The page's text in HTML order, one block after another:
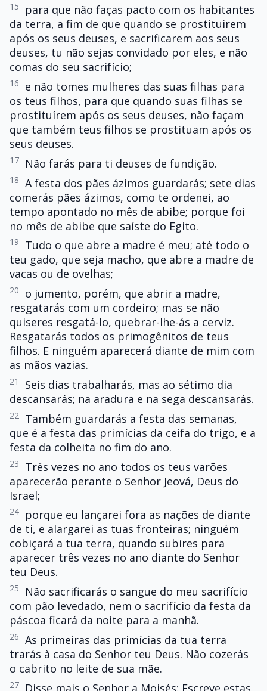
15
para que não faças pacto com os habitantes
da terra, a fim de que quando se prostituirem
após os seus deuses, e sacrificarem aos seus
deuses, tu não sejas convidado por eles, e não
comas do seu sacrifício;
16
e não tomes mulheres das suas filhas para
os teus filhos, para que quando suas filhas se
prostituírem após os seus deuses, não façam
que também teus filhos se prostituam após os
seus deuses.
17 Não farás para ti deuses de fundição.
18 A festa dos pães ázimos guardarás; sete dias
comerás pães ázimos, como te ordenei, ao
tempo apontado no mês de abibe; porque foi
no mês de abibe que saíste do Egito.
19
Tudo o que abre a madre é meu; até todo o
teu gado, que seja macho, que abre a madre de
vacas ou de ovelhas;
20
o jumento, porém, que abrir a madre,
resgatarás com um cordeiro; mas se não
quiseres resgatá-lo, quebrar-lhe-ás a cerviz.
Resgatarás todos os primogênitos de teus
filhos. E ninguém aparecerá diante de mim com
as mãos vazias.
21
Seis dias trabalharás, mas ao sétimo dia
descansarás; na aradura e na sega descansarás.
22
Também guardarás a festa das semanas,
que é a festa das primícias da ceifa do trigo, e a
festa da colheita no fim do ano.
23
Três vezes no ano todos os teus varões
aparecerão perante o Senhor Jeová, Deus do
Israel;
24
porque eu lançarei fora as nações de diante
de ti, e alargarei as tuas fronteiras; ninguém
cobiçará a tua terra, quando subires para
aparecer três vezes no ano diante do Senhor
teu Deus.
25
Não sacrificarás o sangue do meu sacrifício
com pão levedado, nem o sacrifício da festa da
páscoa ficará da noite para a manhã.
26 As primeiras das primícias da tua terra
trarás à casa do Senhor teu Deus. Não cozerás
o cabrito no leite de sua mãe.
27 Disse mais o Senhor a Moisés: Escreve estas